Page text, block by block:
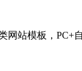
网站模板，PC+